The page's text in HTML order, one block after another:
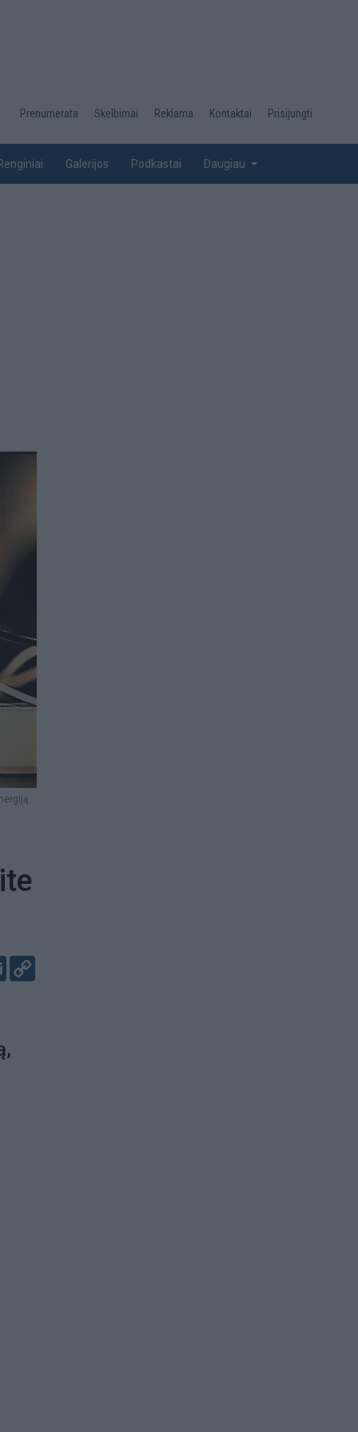
Desktop
top
Prenumerata Skelbimai Reklama Kontaktai Prisijungti
Galerijos Podkastai Daugiau
Email